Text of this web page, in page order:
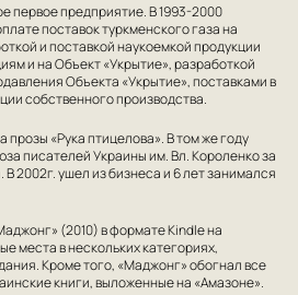
первое предприятие. В 1993-2000
поставок туркменского газа на
и поставкой наукоемкой продукции
и на Объект «Укрытие», разработкой
Объекта «Укрытие», поставками в
собственного производства.
прозы «Рука птицелова». В том же году
писателей Украины им. Вл. Короленко за
2002г. ушел из бизнеса и 6 лет занимался
(2010) в формате Kindle на
места в нескольких категориях,
Кроме того, «Маджонг» обогнал все
книги, выложенные на «Амазоне».